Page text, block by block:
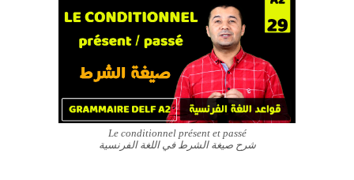
Le conditionnel présent et passé
شرح صيغة الشرط في اللغة الفرنسية